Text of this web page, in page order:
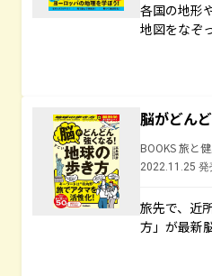
各国の地形
地図をなぞ
脳がどん
BOOKS 旅と
2022.11.25 発
旅先で、近
方」が最新